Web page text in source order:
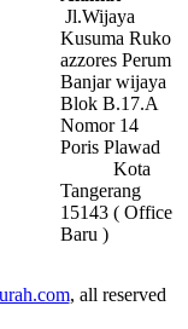
Jl.Wijaya
Kusuma Ruko
azzores Perum
Banjar wijaya
Blok B.17.A
Nomor 14
Poris Plawad
Kota
Tangerang
15143 ( Office
Baru )
, all reserved